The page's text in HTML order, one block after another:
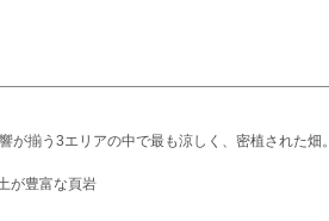
が揃う3エリアの中で最も涼しく、密植された畑。
が豊富な頁岩